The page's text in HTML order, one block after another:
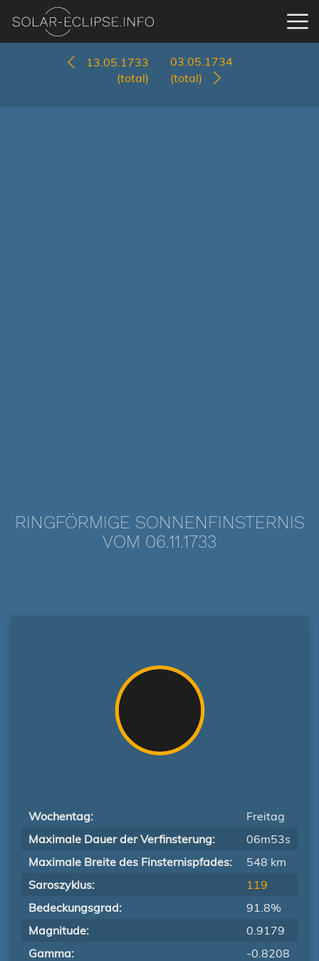
13.05.1733
(total)
03.05.1734
(total)
RINGFÖRMIGE SONNENFINSTERNIS
VOM 06.11.1733
Wochentag:
Freitag
Maximale Dauer der Verfinsterung:
06m53s
Maximale Breite des Finsternispfades:
548 km
Saroszyklus:
119
Bedeckungsgrad:
91.8%
Magnitude:
0.9179
Gamma:
-0.8208